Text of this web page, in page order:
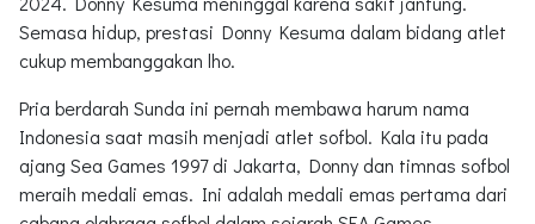
Semasa hidup, prestasi Donny Kesuma dalam bidang atlet
cukup membanggakan lho.
Pria berdarah Sunda ini pernah membawa harum nama
Indonesia saat masih menjadi atlet sofbol. Kala itu pada
ajang Sea Games 1997 di Jakarta, Donny dan timnas sofbol
meraih medali emas. Ini adalah medali emas pertama dari